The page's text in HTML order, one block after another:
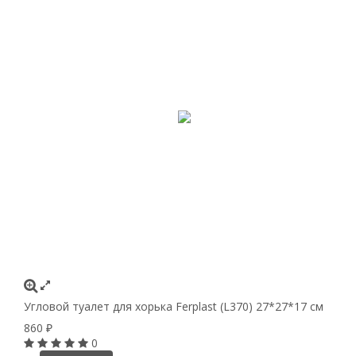
Угловой туалет для хорька Ferplast (L370) 27*27*17 см
860 ₽
0